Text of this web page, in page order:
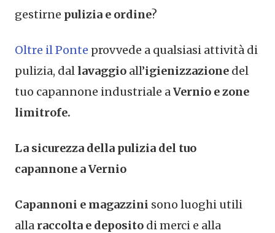
gestirne pulizia e ordine?
Oltre il Ponte provvede a qualsiasi attività di
pulizia, dal lavaggio all’igienizzazione del
tuo capannone industriale aVernio e zone
limitrofe.
La sicurezza della pulizia del tuo
capannone a Vernio
Capannoni e magazzini sono luoghi utili
alla raccolta e deposito di merci e alla